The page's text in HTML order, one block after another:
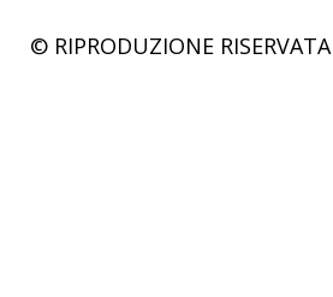
© RIPRODUZIONE RISERVATA